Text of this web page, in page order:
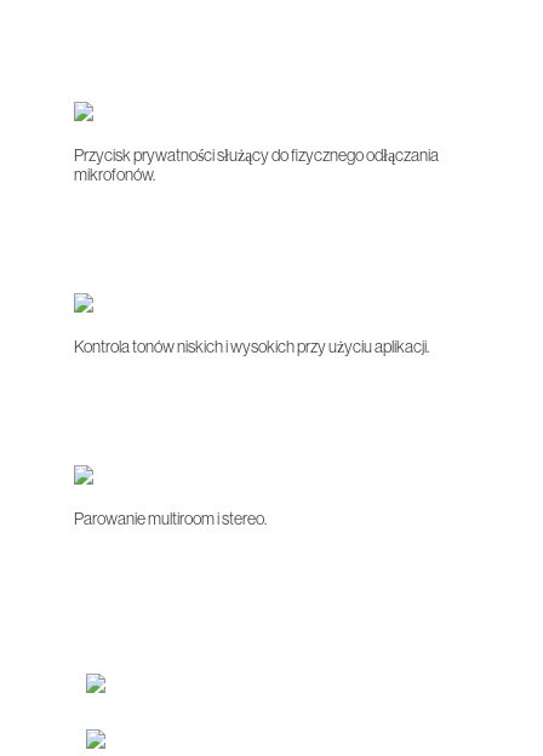
Przycisk prywatności służący do fizycznego odłączania
mikrofonów.
Kontrola tonów niskich i wysokich przy użyciu aplikacji.
Parowanie multiroom i stereo.